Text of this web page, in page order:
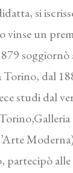
si
vinse un
dal
studi dal
partecipò